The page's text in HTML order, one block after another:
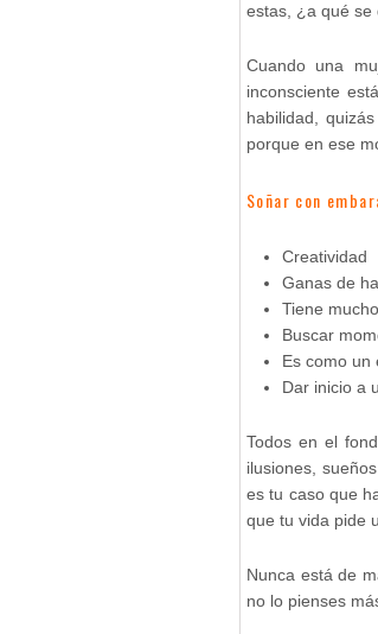
estas, ¿a qué se
Cuando una
inconsciente
habilidad,
porque en ese
Soñar con
Creatividad
Ganas de
Tiene
Buscar
Es como un
Dar inicio a
Todos en el
ilusiones,
es tu caso que
que tu vida pide
Nunca está de
no lo pienses